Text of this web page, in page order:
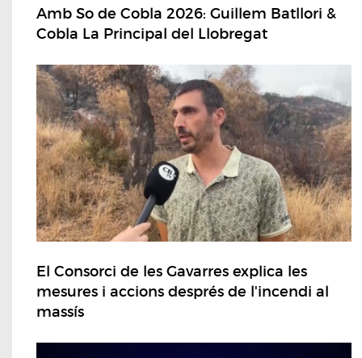
Amb So de Cobla 2026: Guillem Batllori &
Cobla La Principal del Llobregat
El Consorci de les Gavarres explica les
mesures i accions després de l'incendi al
massís